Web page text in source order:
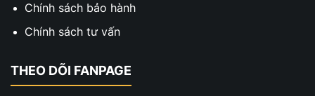
Chính sách bảo hành
Chính sách tư vấn
THEO DÕI FANPAGE